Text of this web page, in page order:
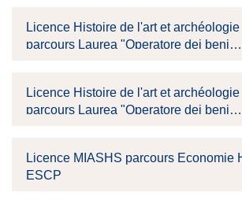
Licence Histoire de l'art et archéologie
parcours Laurea "Operatore dei beni
Licence Histoire de l'art et archéologie
parcours Laurea "Operatore dei beni
Licence MIASHS parcours Economie
ESCP